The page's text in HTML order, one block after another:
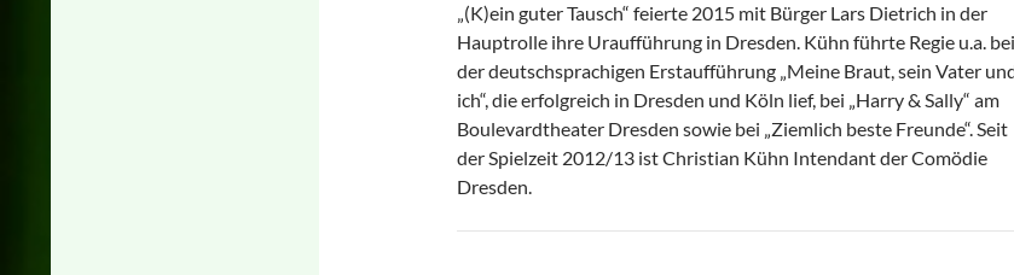
„(K)ein guter Tausch“ feierte 2015 mit Bürger Lars Dietrich in der
Hauptrolle ihre Uraufführung in Dresden. Kühn führte Regie u.a. bei
der deutschsprachigen Erstaufführung „Meine Braut, sein Vater
ich“, die erfolgreich in Dresden und Köln lief, bei „Harry & Sally“ am
Boulevardtheater Dresden sowie bei „Ziemlich beste Freunde“. Seit
der Spielzeit 2012/13 ist Christian Kühn Intendant der Comödie
Dresden.